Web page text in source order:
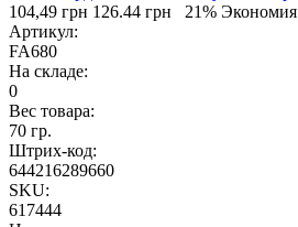
104,49 грн 126.44 грн
21% Экономия
Артикул:
FA680
На складе:
0
Вес товара:
70 гр.
Штрих-код:
644216289660
SKU:
617444